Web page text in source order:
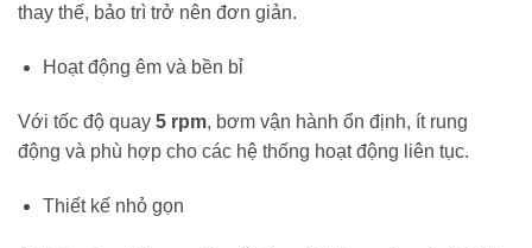
thay thế, bảo trì trở nên đơn giản.
Hoạt động êm và bền bỉ
Với tốc độ quay 5 rpm, bơm vận hành ổn định, ít rung
động và phù hợp cho các hệ thống hoạt động liên tục.
Thiết kế nhỏ gọn